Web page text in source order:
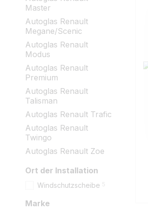
Master
Autoglas Renault
Megane/Scenic
Autoglas Renault
Modus
Autoglas Renault
Premium
Autoglas Renault
Talisman
Autoglas Renault Trafic
Autoglas Renault
Twingo
Autoglas Renault Zoe
Ort der Installation
Windschutzscheibe 5
Marke